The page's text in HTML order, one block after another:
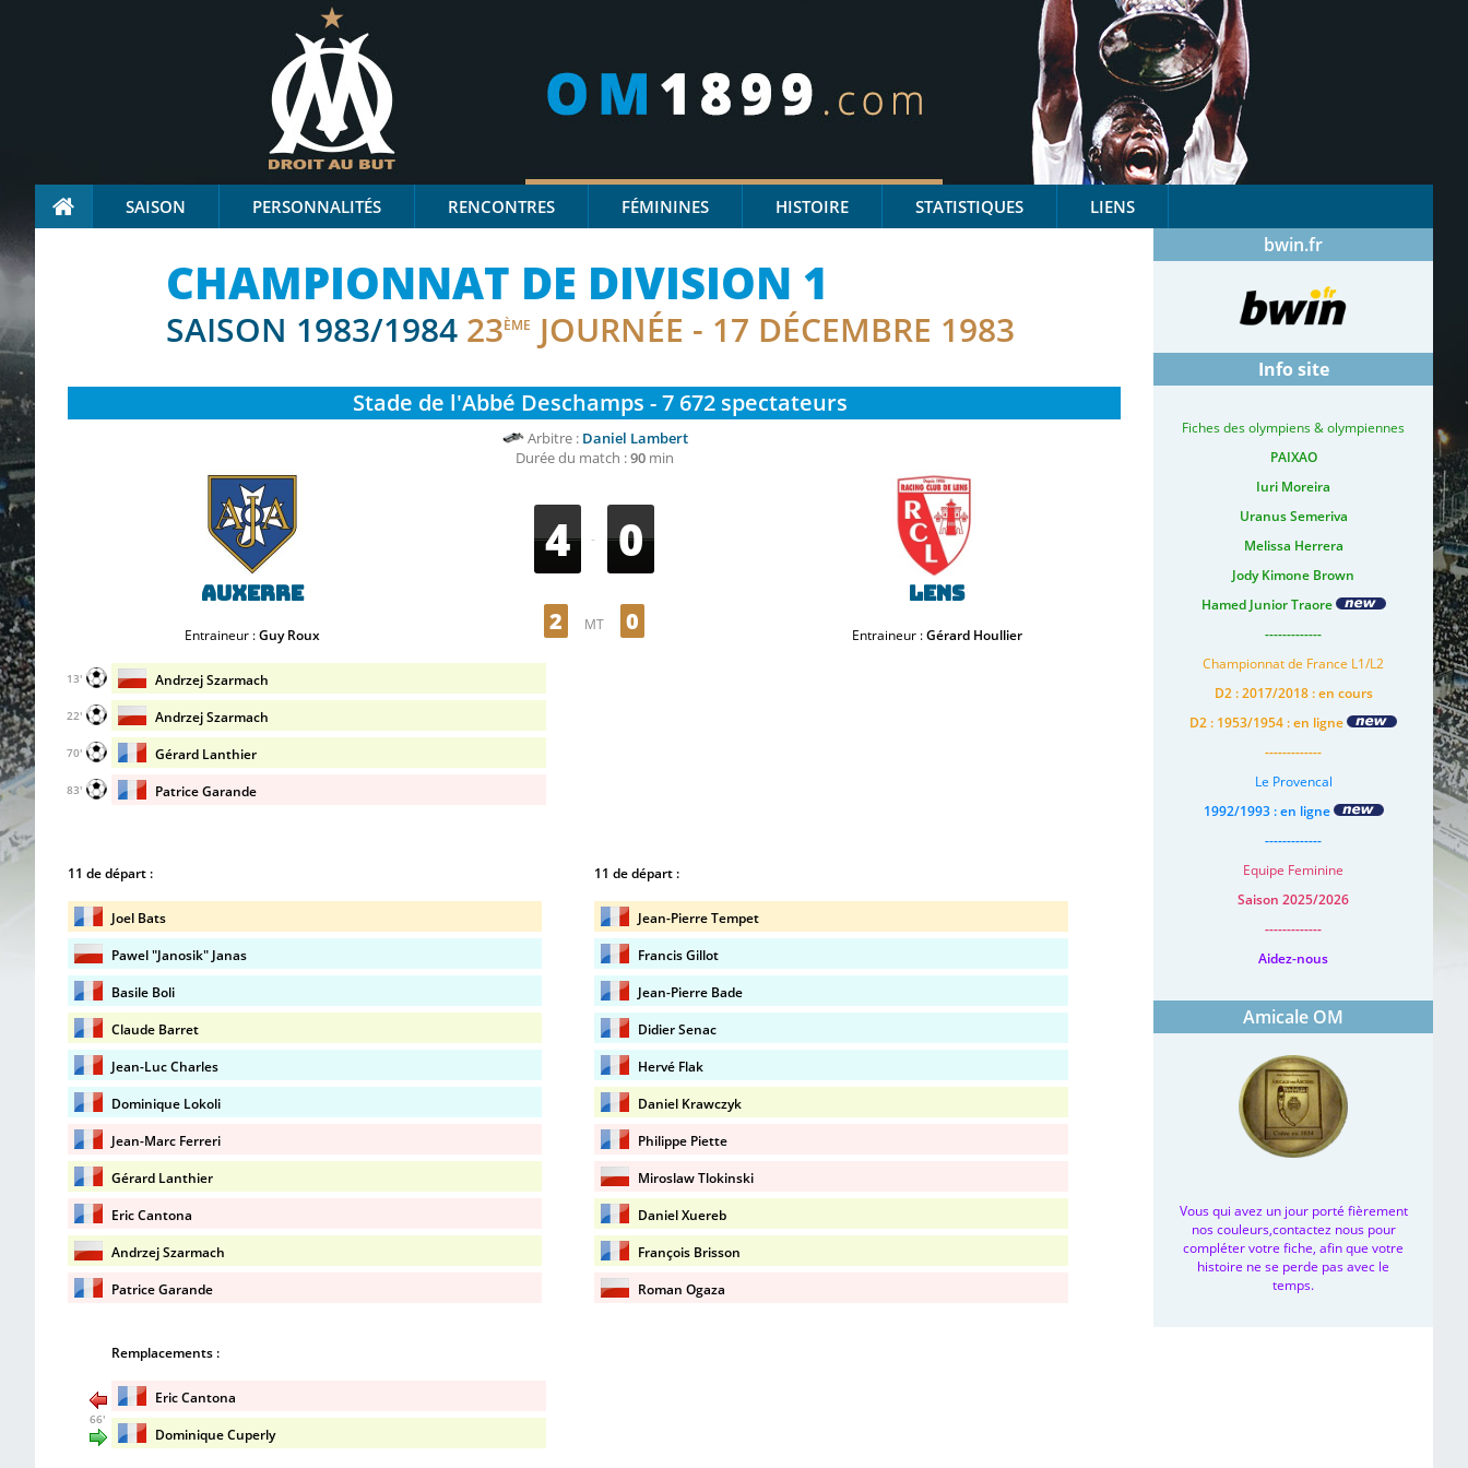
SAISON PERSONNALITÉS RENCONTRES FÉMININES HISTOIRE STATISTIQUES LIENS
CHAMPIONNAT DE DIVISION 1
SAISON 1983/1984 23ÈME JOURNÉE - 17 DÉCEMBRE 1983
Stade de l'Abbé Deschamps - 7 672 spectateurs
Arbitre : Daniel Lambert
Durée du match :90min
Auxerre
Entraineur :Guy Roux
4 - 0
2 MT 0
Lens
Entraineur :Gérard Houllier
Andrzej Szarmach
13'
Andrzej Szarmach
22'
Gérard Lanthier
70'
Patrice Garande
83'
11 de départ :
Joel Bats
Pawel "Janosik" Janas
Basile Boli
Claude Barret
Jean-Luc Charles
Dominique Lokoli
Jean-Marc Ferreri
Gérard Lanthier
Eric Cantona
Andrzej Szarmach
Patrice Garande
11 de départ :
Jean-Pierre Tempet
Francis Gillot
Jean-Pierre Bade
Didier Senac
Hervé Flak
Daniel Krawczyk
Philippe Piette
Miroslaw Tlokinski
Daniel Xuereb
François Brisson
Roman Ogaza
Remplacements :
Eric Cantona
66'
Dominique Cuperly
bwin.fr
Info site
Fiches des olympiens & olympiennes
PAIXAO
Iuri Moreira
Uranus Semeriva
Melissa Herrera
Jody Kimone Brown
Hamed Junior Traore
-------------
Championnat de France L1/L2
D2 : 2017/2018 : en cours
D2 : 1953/1954 : en ligne
-------------
Le Provencal
1992/1993 : en ligne
-------------
Equipe Feminine
Saison 2025/2026
-------------
Aidez-nous
Amicale OM
Vous qui avez un jour porté fièrement
nos couleurs,contactez nous pour
compléter votre fiche, afin que votre
histoire ne se perde pas avec le
temps.